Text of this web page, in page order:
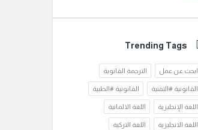
Trending Tags
ابحث عن عمل الترجمة القانوية
القانونية #التقنية القانونية #الطبية
اللغة الإنجليزية اللغة الالمانية
اللغة الانجليزية اللغة التركية